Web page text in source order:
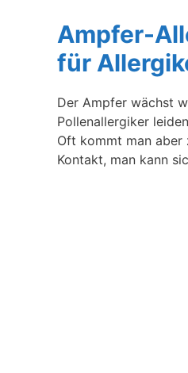
Ampfer-
für
Der Ampfer wächst
Pollenallergiker
Oft kommt man aber
Kontakt, man kann